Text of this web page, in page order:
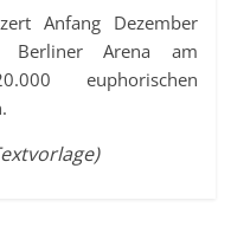
Anfang Dezember
Berliner Arena am
euphorischen